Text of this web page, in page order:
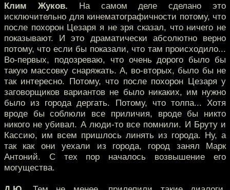
Клим Жуков. На самом деле сделано это
исключительно для кинематографичности потому, что
после похорон Цезаря я не зря сказал, что ничего не
показывают. И это драматически абсолютно верно
потому, что если бы показали, что там происходило...
Во-первых, подозреваю, что очень дорого было бы
такую массовку снаряжать. А, во-вторых, было бы не
так интересно. Потому, что после похорон Цезаря у
заговорщиков вариантов не было никаких, им нужно
было из города дергать. Потому, что толпа... Хотя
вроде бы соблюли все приличия, вроде бы никто
никого не убивал. А люди-то все помнили. И Бруту и
Кассию, им всем пришлось линять из города. Ну, а
так как они уехали из города, город занял Марк
Антоний. С тех пор началось возвышение его
могущества.